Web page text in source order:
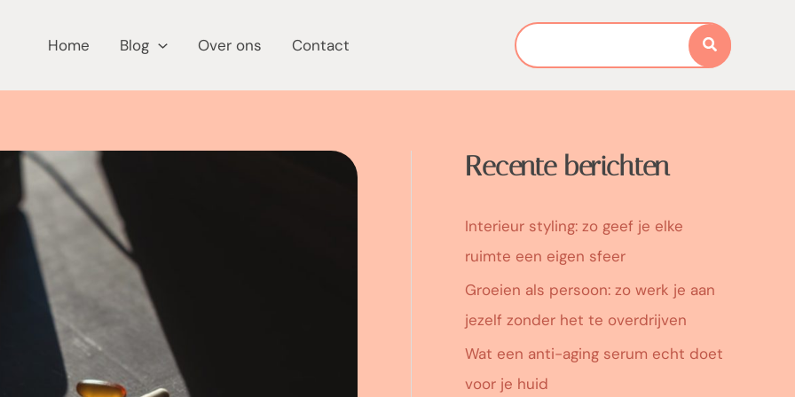
Home Blog Over ons Contact
Search
for:
Recente berichten
Interieur styling: zo geef je elke
ruimte een eigen sfeer
Groeien als persoon: zo werk je aan
jezelf zonder het te overdrijven
Wat een anti-aging serum echt doet
voor je huid